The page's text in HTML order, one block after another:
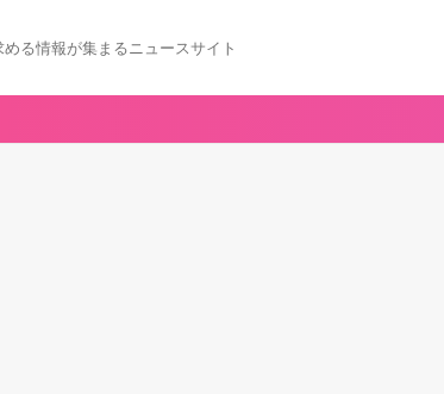
る情報が集まるニュースサイト